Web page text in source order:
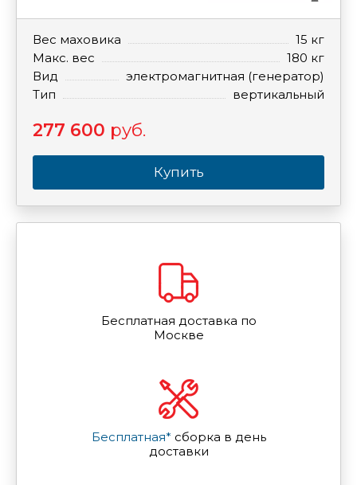
Вес маховика
15 кг
Макс. вес
180 кг
Вид
электромагнитная (генератор)
Тип
вертикальный
277 600 руб.
Купить
Бесплатная доставка по
Москве
Бесплатная* сборка в день
доставки